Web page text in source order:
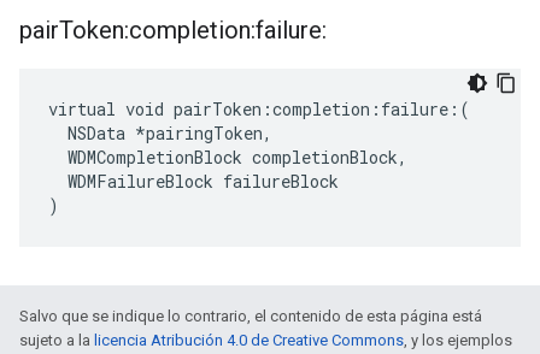
pairToken:completion:failure:
virtual void pairToken:completion:failure:(
  NSData *pairingToken,
  WDMCompletionBlock completionBlock,
  WDMFailureBlock failureBlock
)
Salvo que se indique lo contrario, el contenido de esta página está
sujeto a la licencia Atribución 4.0 de Creative Commons, y los ejemplos